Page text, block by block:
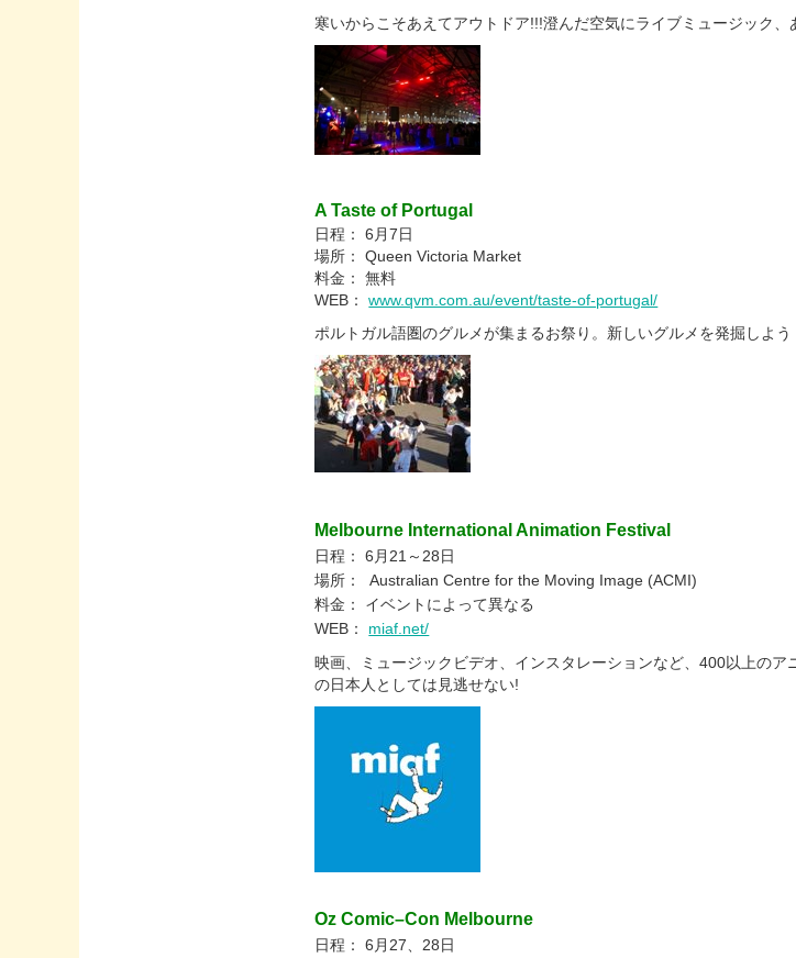
寒いからこそあえてアウトドア!!!澄んだ空気にライブミュージック
A Taste of Portugal
日程： 6月7日
場所： Queen Victoria Market
料金： 無料
WEB：www.qvm.com.au/event/taste-of-portugal/
ポルトガル語圏のグルメが集まるお祭り。新しいグルメを発掘しよう
Melbourne International Animation Festival
日程： 6月21～28日
場所： Australian Centre for the Moving Image (ACMI)
料金： イベントによって異なる
WEB： miaf.net/
映画、ミュージックビデオ、インスタレーションなど、400以上のア
の日本人としては見逃せない!
Oz Comic–Con Melbourne
日程： 6月27、28日